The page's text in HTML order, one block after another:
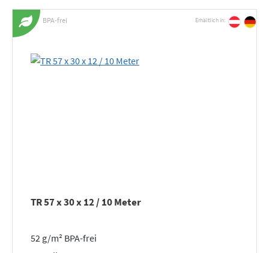
BPA-frei Erhältlich in:
TR 57 x 30 x 12 / 10 Meter
52 g/m² BPA-frei